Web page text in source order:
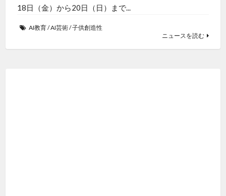
18日（金）から20日（日）まで...
AI教育/AI芸術/子供創造性
ニュースを読む